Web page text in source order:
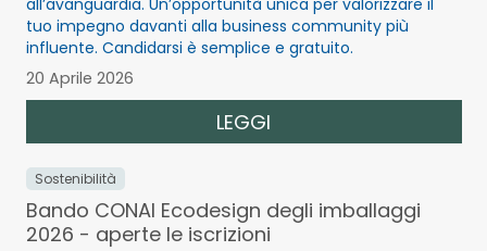
all’avanguardia. Un’opportunità unica per valorizzare il
tuo impegno davanti alla business community più
influente. Candidarsi è semplice e gratuito.
20 Aprile 2026
LEGGI
Sostenibilità
Bando CONAI Ecodesign degli imballaggi
2026 - aperte le iscrizioni